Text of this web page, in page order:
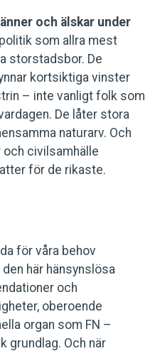
och älskar under
som allra mest
storstadsbor. De
kortsiktiga vinster
– inte vanligt folk som
De låter stora
naturarv. Och
civilsamhälle
för de rikaste.
för våra behov
här hänsynslösa
och
oberoende
organ som FN –
grundlag. Och när